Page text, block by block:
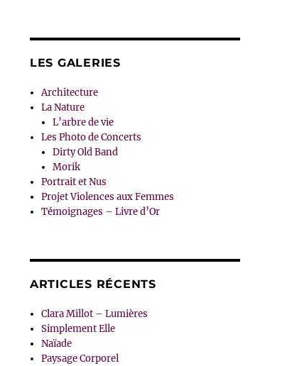
LES GALERIES
Architecture
La Nature
L’arbre de vie
Les Photo de Concerts
Dirty Old Band
Morik
Portrait et Nus
Projet Violences aux Femmes
Témoignages – Livre d’Or
ARTICLES RÉCENTS
Clara Millot – Lumières
Simplement Elle
Naïade
Paysage Corporel